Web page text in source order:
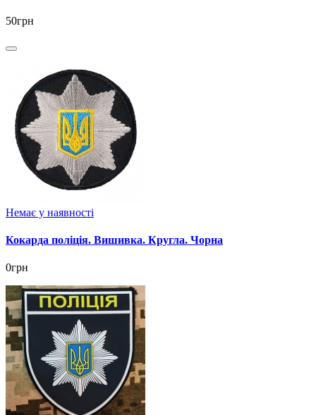
50грн
Немає у наявності
Кокарда поліція. Вишивка. Кругла. Чорна
0грн